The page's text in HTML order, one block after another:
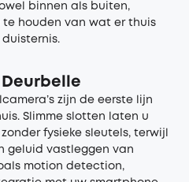
binnen als buiten,
te houden van wat er thuis
zijn de eerste lijn
Slimme slotten laten u
fysieke sleutels, terwijl
geluid vastleggen van
motion detection,